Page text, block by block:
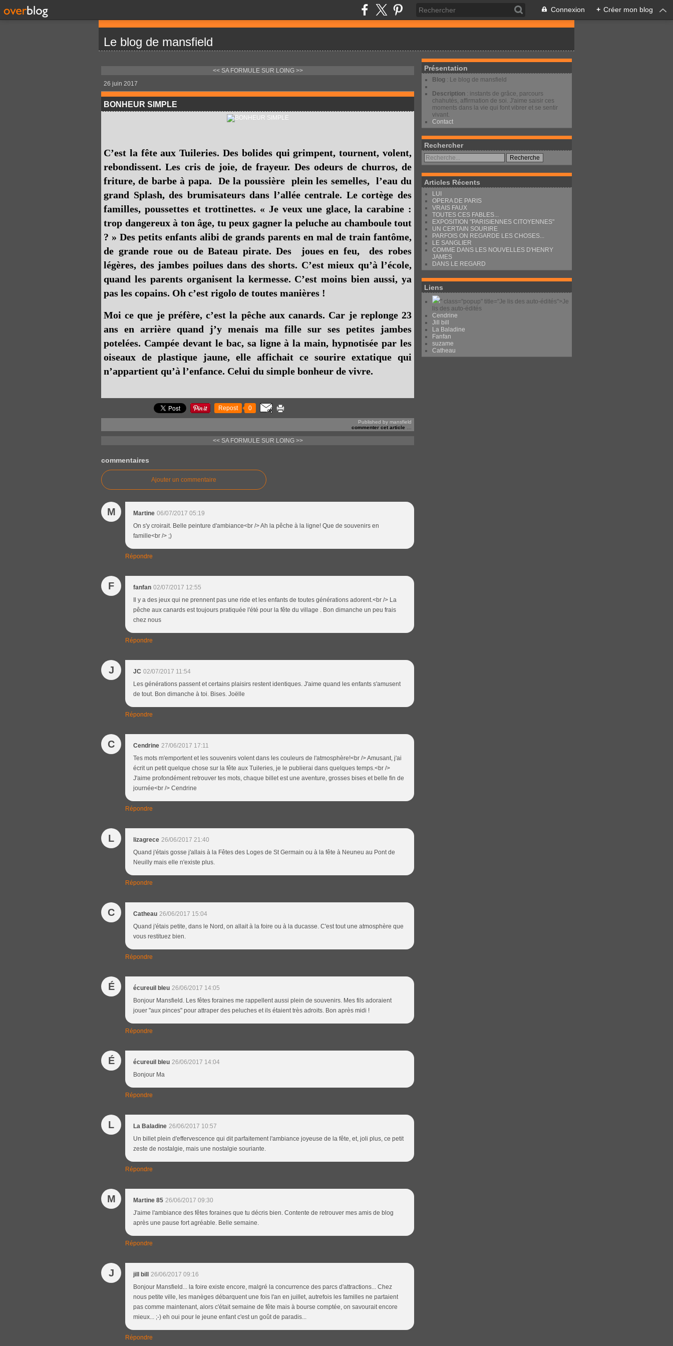
Connexion + Créer mon blog
Le blog de mansfield
<< SA FORMULE SUR LOING >>
26 juin 2017
BONHEUR SIMPLE
C’est la fête aux Tuileries. Des bolides qui grimpent, tournent, volent,
rebondissent. Les cris de joie, de frayeur. Des odeurs de churros, de
friture, de barbe à papa. De la poussière plein les semelles, l’eau du
grand Splash, des brumisateurs dans l’allée centrale. Le cortège des
familles, poussettes et trottinettes. « Je veux une glace, la carabine :
trop dangereux à ton âge, tu peux gagner la peluche au chamboule tout
? » Des petits enfants alibi de grands parents en mal de train fantôme,
de grande roue ou de Bateau pirate. Des joues en feu, des robes
légères, des jambes poilues dans des shorts. C’est mieux qu’à l’école,
quand les parents organisent la kermesse. C’est moins bien aussi, ya
pas les copains. Oh c’est rigolo de toutes manières !
Moi ce que je préfère, c’est la pêche aux canards. Car je replonge 23
ans en arrière quand j’y menais ma fille sur ses petites jambes
potelées. Campée devant le bac, sa ligne à la main, hypnotisée par les
oiseaux de plastique jaune, elle affichait ce sourire extatique qui
n’appartient qu’à l’enfance. Celui du simple bonheur de vivre.
Repost 0
Published by mansfield
commenter cet article …
<< SA FORMULE SUR LOING >>
commentaires
Ajouter un commentaire
M Martine 06/07/2017 05:19
On s'y croirait. Belle peinture d'ambiance<br /> Ah la pêche à la ligne! Que de souvenirs en
famille<br /> ;)
Répondre
F fanfan 02/07/2017 12:55
Il y a des jeux qui ne prennent pas une ride et les enfants de toutes générations adorent.<br /> La
pêche aux canards est toujours pratiquée l'été pour la fête du village . Bon dimanche un peu frais
chez nous
Répondre
J JC 02/07/2017 11:54
Les générations passent et certains plaisirs restent identiques. J'aime quand les enfants s'amusent
de tout. Bon dimanche à toi. Bises. Joëlle
Répondre
C Cendrine 27/06/2017 17:11
Tes mots m'emportent et les souvenirs volent dans les couleurs de l'atmosphère!<br /> Amusant, j'ai
écrit un petit quelque chose sur la fête aux Tuileries, je le publierai dans quelques temps.<br />
J'aime profondément retrouver tes mots, chaque billet est une aventure, grosses bises et belle fin de
journée<br /> Cendrine
Répondre
L lizagrece 26/06/2017 21:40
Quand j'étais gosse j'allais à la Fêtes des Loges de St Germain ou à la fête à Neuneu au Pont de
Neuilly mais elle n'existe plus.
Répondre
C Catheau 26/06/2017 15:04
Quand j'étais petite, dans le Nord, on allait à la foire ou à la ducasse. C'est tout une atmosphère que
vous restituez bien.
Répondre
É écureuil bleu 26/06/2017 14:05
Bonjour Mansfield. Les fêtes foraines me rappellent aussi plein de souvenirs. Mes fils adoraient
jouer "aux pinces" pour attraper des peluches et ils étaient très adroits. Bon après midi !
Répondre
É écureuil bleu 26/06/2017 14:04
Bonjour Ma
Répondre
L La Baladine 26/06/2017 10:57
Un billet plein d'effervescence qui dit parfaitement l'ambiance joyeuse de la fête, et, joli plus, ce petit
zeste de nostalgie, mais une nostalgie souriante.
Répondre
M Martine 85 26/06/2017 09:30
J'aime l'ambiance des fêtes foraines que tu décris bien. Contente de retrouver mes amis de blog
après une pause fort agréable. Belle semaine.
Répondre
J jill bill
26/06/2017 09:16
Bonjour Mansfield... la foire existe encore, malgré la concurrence des parcs d'attractions... Chez
nous petite ville, les manèges débarquent une fois l'an en juillet, autrefois les familles ne partaient
pas comme maintenant, alors c'était semaine de fête mais à bourse comptée, on savourait encore
mieux... ;-) eh oui pour le jeune enfant c'est un goût de paradis...
Répondre
Présentation
Blog : Le blog de mansfield
Description : instants de grâce, parcours
chahutés, affirmation de soi. J'aime saisir ces
moments dans la vie qui font vibrer et se sentir
vivant.
Contact
Rechercher
Articles Récents
LUI
OPERA DE PARIS
VRAIS FAUX
TOUTES CES FABLES...
EXPOSITION "PARISIENNES CITOYENNES"
UN CERTAIN SOURIRE
PARFOIS ON REGARDE LES CHOSES...
LE SANGLIER
COMME DANS LES NOUVELLES D'HENRY
JAMES
DANS LE REGARD
Liens
" class="popup" title="Je lis des auto-édités">Je
lis des auto-édités
Cendrine
Jill bill
La Baladine
Fanfan
suzame
Catheau